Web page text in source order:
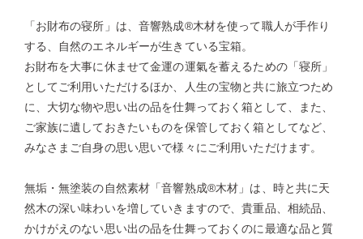
「お財布の寝所」は、音響熟成®木材を使って職人が手作り
する、自然のエネルギーが生きている宝箱。
お財布を大事に休ませて金運の運氣を蓄えるための「寝所」
としてご利用いただけるほか、人生の宝物と共に旅立つため
に、大切な物や思い出の品を仕舞っておく箱として、また、
ご家族に遺しておきたいものを保管しておく箱としてなど、
みなさまご自身の思い思いで様々にご利用いただけます。
無垢・無塗装の自然素材「音響熟成®木材」は、時と共に天
然木の深い味わいを増していきますので、貴重品、相続品、
かけがえのない思い出の品を仕舞っておくのに最適な品と質